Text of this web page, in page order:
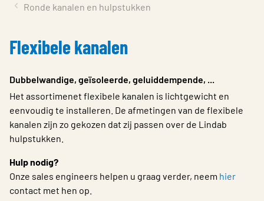
Contact
Choose languge
Belgium - Dutch
Ronde kanalen en hulpstukken
Flexibele kanalen
Dubbelwandige, geïsoleerde, geluiddempende, ...
Het assortimenet flexibele kanalen is lichtgewicht en
eenvoudig te installeren. De afmetingen van de flexibele
kanalen zijn zo gekozen dat zij passen over de Lindab
hulpstukken.
Hulp nodig?
Onze sales engineers helpen u graag verder, neem hier
contact met hen op.